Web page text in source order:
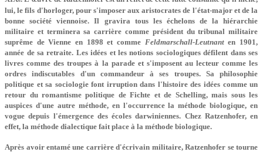
lui, le fils d'horloger, pour s'imposer aux aristocrates de l'état-major et de la
bonne société viennoise. Il gravira tous les échelons de la hiérarchie
militaire et terminera sa carrière comme président du tribunal militaire
suprême de Vienne en 1898 et comme Feldmarschall-Leutnanten 1901,
année de sa retraite. Les idées et les notions sociologiques défilent dans ses
livres comme des troupes à la parade et s'imposent au lecteur comme les
ordres indiscutables d'un commandeur à ses troupes. Sa philosophie
politique et sa sociologie font irruption dans l'histoire des idées comme un
retour du romantisme politique de Fichte et de Schelling, mais sous les
auspices d'une autre méthode, en l'occurrence la méthode biologique, en
vogue depuis l'émergence des écoles darwiniennes. Chez Ratzenhofer, en
effet, la méthode dialectique fait place à la méthode biologique.
Après avoir entamé une carrière d'écrivain militaire, Ratzenhofer se tourne